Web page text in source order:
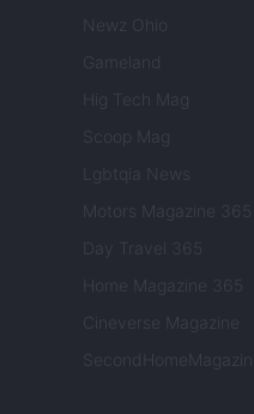
Newz Ohio
Gameland
Hig Tech Mag
Scoop Mag
Lgbtqia News
Motors Magazine 365
Day Travel 365
Home Magazine 365
Cineverse Magazine
SecondHomeMagazine